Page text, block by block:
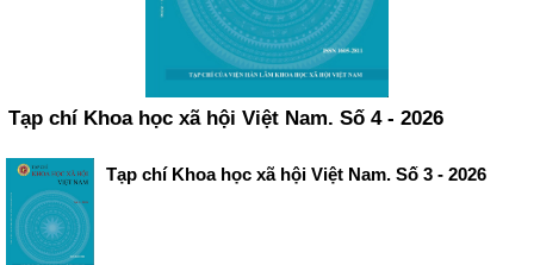
Tạp chí Khoa học xã hội Việt Nam. Số 4 - 2026
Tạp chí Khoa học xã hội Việt Nam. Số 3 - 2026